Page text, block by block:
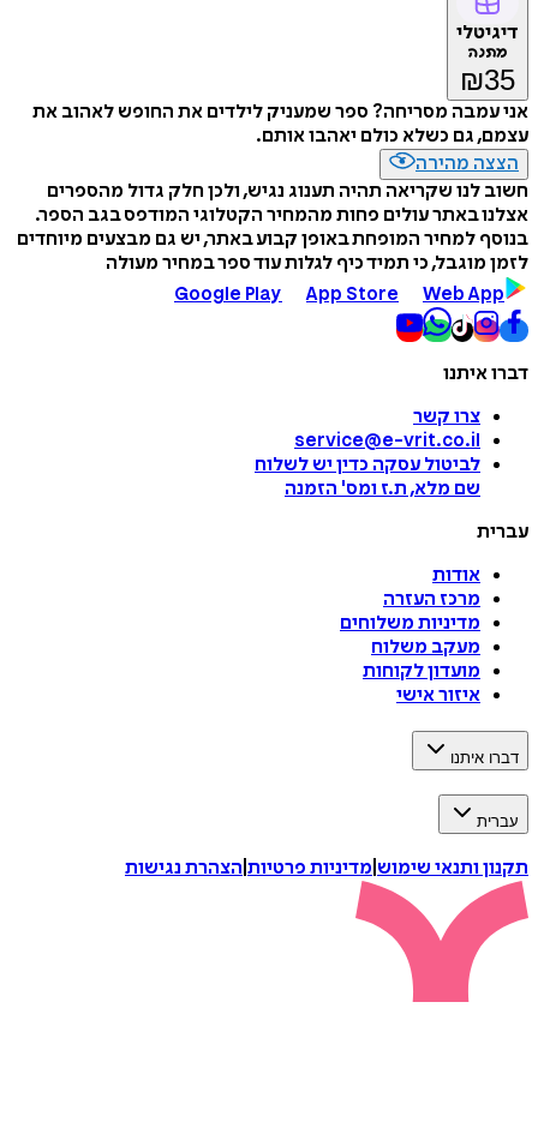
דיגיטלי
מתנה
₪35
אני עמבה מסריחה? ספר שמעניק לילדים את החופש לאהוב את
עצמם, גם כשלא כולם יאהבו אותם.
הצצה מהירה
חשוב לנו שקריאה תהיה תענוג נגיש, ולכן חלק גדול מהספרים
אצלנו באתר עולים פחות מהמחיר הקטלוגי המודפס בגב הספר.
בנוסף למחיר המופחת באופן קבוע באתר, יש גם מבצעים מיוחדים
לזמן מוגבל, כי תמיד כיף לגלות עוד ספר במחיר מעולה
Google Play
App Store Web App
דברו איתנו
צרו קשר
service@e-vrit.co.il
לביטול עסקה כדין יש לשלוח
שם מלא, ת.ז ומס' הזמנה
עברית
אודות
מרכז העזרה
מדיניות משלוחים
מעקב משלוח
מועדון לקוחות
איזור אישי
דברו איתנו
עברית
תקנון ותנאי שימוש מדיניות פרטיות הצהרת נגישות